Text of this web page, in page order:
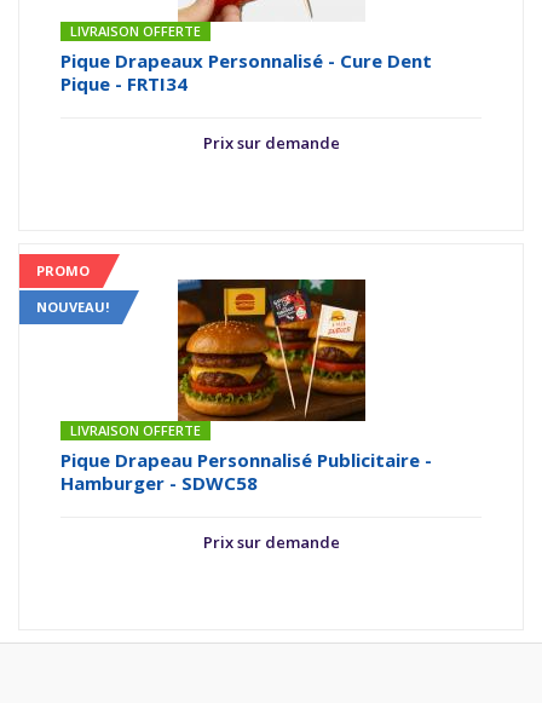
LIVRAISON OFFERTE
Pique Drapeaux Personnalisé - Cure Dent
Pique - FRTI34
Prix sur demande
PROMO
NOUVEAU!
LIVRAISON OFFERTE
Pique Drapeau Personnalisé Publicitaire -
Hamburger - SDWC58
Prix sur demande